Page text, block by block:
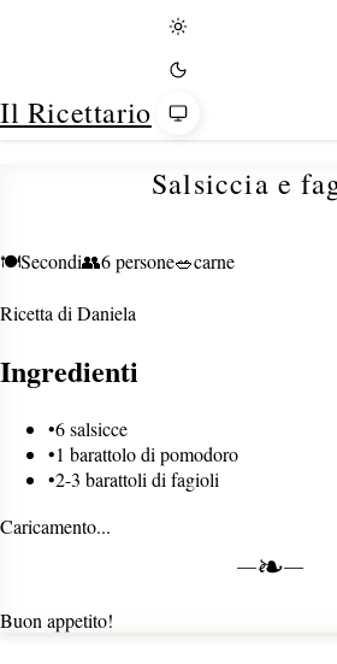
Il Ricettario
Tema
Salsiccia e
🍽️Secondi👥6 persone🥗carne
Ricetta di Daniela
Ingredienti
•6 salsicce
•1 barattolo di pomodoro
•2-3 barattoli di fagioli
Caricamento...
❧
Buon appetito!